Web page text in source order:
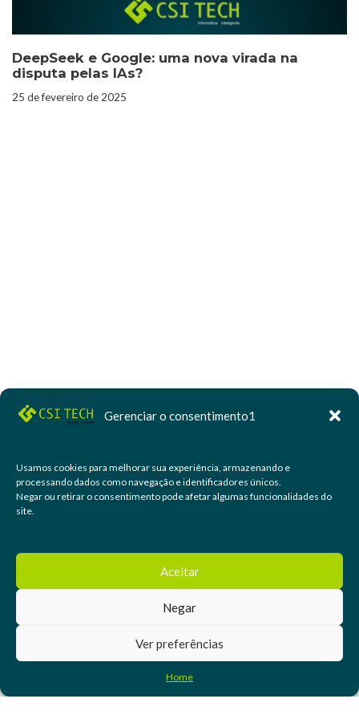
Gerenciar o consentimento1
Usamos cookies para melhorar sua experiência, armazenando e
processando dados como navegação e identificadores únicos.
Negar ou retirar o consentimento pode afetar algumas funcionalidades do
site.
Aceitar
Negar
Ver preferências
Home
DeepSeek e Google: uma nova virada na
disputa pelas IAs?
25 de fevereiro de 2025